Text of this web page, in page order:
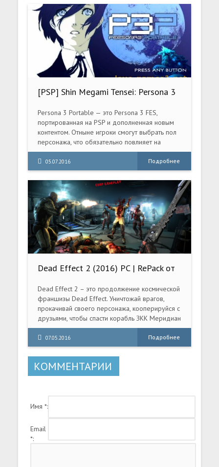
[PSP] Shin Megami Tensei: Persona 3
Portable [ISO] [ENG] 2010
Persona 3 Portable — это Persona 3 FES,
портированная на PSP и дополненная новым
контентом. Отныне игроки смогут выбрать пол
персонажа, что обязательно повлияет на
сюжетные твисты. Добавилось два новых
уровня сложности — Beginner для зеленой
поросли и Maniacs для не сдающихся под
давлением экрана Game Over людей. В
Persona 3 Portable игрок сможет также
управлять NPC, входящими в команду героев,
во время боя, а не просто раздавать им
тактические указания.
05.07.2016 Подробнее
Dead Effect 2 (2016) PC | RePack от
Dead Effect 2 – это продолжение космической
франшизы Dead Effect. Уничтожай врагов,
прокачивай своего персонажа, кооперируйся с
друзьями, чтобы спасти корабль ЗКК Меридиан
от монстров, зомби и найти дорогу домой!
07.05.2016 Подробнее
КОММЕНТАРИИ
Имя *:
Email
*: